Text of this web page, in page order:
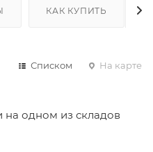
КАК КУПИТЬ
Списком На карте
на одном из складов